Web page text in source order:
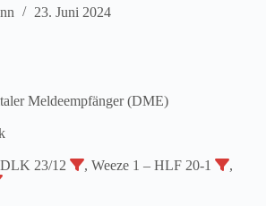
23. Juni 2024
Meldeempfänger (DME)
23/12 , Weeze 1 – HLF 20-1
,